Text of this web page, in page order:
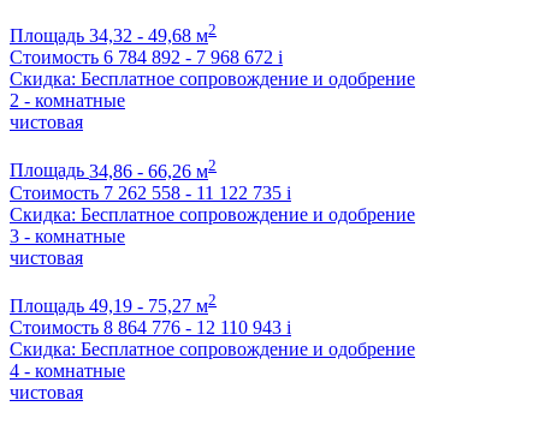
Площадь 34,32 - 49,68 м2
Стоимость 6 784 892 - 7 968 672 i
Скидка: Бесплатное сопровождение и одобрение
2 - комнатные
чистовая
Площадь 34,86 - 66,26 м2
Стоимость 7 262 558 - 11 122 735 i
Скидка: Бесплатное сопровождение и одобрение
3 - комнатные
чистовая
Площадь 49,19 - 75,27 м2
Стоимость 8 864 776 - 12 110 943 i
Скидка: Бесплатное сопровождение и одобрение
4 - комнатные
чистовая